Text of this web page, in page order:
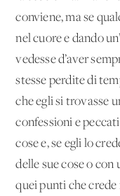
conviene, ma se
nel cuore e dando
vedesse d’aver
stesse perdite di
che egli si trovasse
confessioni e
cose e, se egli lo
delle sue cose o con
quei punti che crede